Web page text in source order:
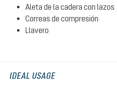
Aleta de la cadera con lazos
Correas de compresión
Llavero
IDEAL USAGE